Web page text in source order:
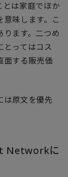
とは家庭でほか
味します。こ
ます。二つめ
とってはコス
面する販売価
原文を優先
Networkに